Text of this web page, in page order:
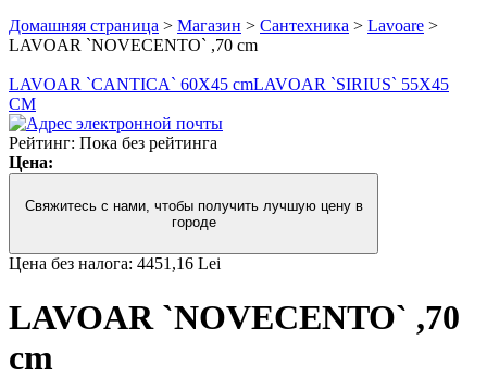
Домашняя страница > Магазин > Сантехника > Lavoare >
LAVOAR `NOVECENTO` ,70 cm
LAVOAR `CANTICA` 60X45 cmLAVOAR `SIRIUS` 55X45
CM
Рейтинг: Пока без рейтинга
Цена:
Свяжитесь с нами, чтобы получить лучшую цену в
городе
Цена без налога: 4451,16 Lei
LAVOAR `NOVECENTO` ,70
cm